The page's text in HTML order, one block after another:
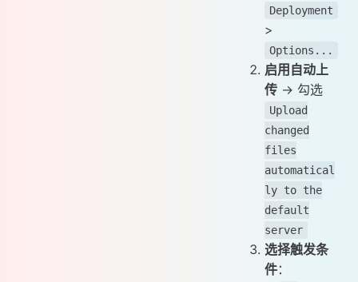
Deployment
>
Options...
启用自动上
传 → 勾选
Upload
changed
files
automatical
ly to the
default
server
选择触发条
件：